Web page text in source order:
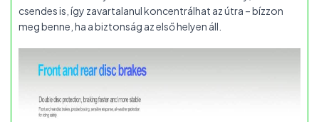
csendes is, így zavartalanul koncentrálhat az útra – bízzon
meg benne, ha a biztonság az első helyen áll.